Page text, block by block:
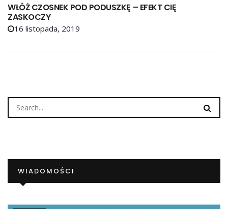
WŁÓŻ CZOSNEK POD PODUSZKĘ – EFEKT CIĘ
ZASKOCZY
16 listopada, 2019
WIADOMOŚCI